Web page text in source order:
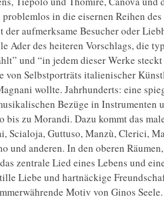
problemlos in die eisernen Reihen
der aufmerksame Besucher oder
Ader des heiteren Vorschlags, die
und “in jedem dieser Werke
von Selbstporträts italienischer
wollte. Jahrhunderts: eine
Bezüge in Instrumenten
bis zu Morandi. Dazu kommt das
Scialoja, Guttuso, Manzù, Clerici,
und anderen. In den oberen
zentrale Lied eines Lebens und
Liebe und hartnäckige
Motiv von Ginos Seele.